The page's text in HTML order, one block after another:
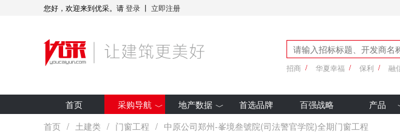
您好，欢迎来到优采。请登录 丨 立即注册
招商 华夏幸福 保利 融
首页
采购导航
最新招标
地产数据
房企拿地
首选品牌 百强战略
产品
优采产品库
首页 / 土建类 / 门窗工程 / 中原公司郑州-峯境叁號院(司法警官学院)全期门窗工程